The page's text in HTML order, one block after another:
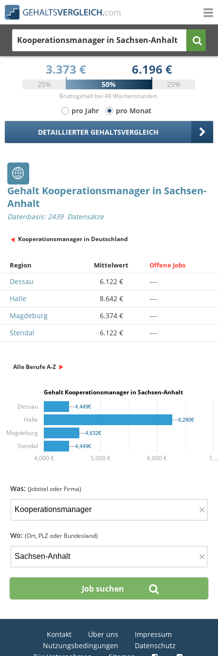
Kooperationsmanager in Sachsen-Anhalt
3.373 € 6.196 €
25% 50% 25%
Bruttogehalt bei 40 Wochenstunden.
pro Jahr pro Monat
DETAILLIERTER GEHALTSVERGLEICH
Gehalt Kooperationsmanager in Sachsen-
Anhalt
Datenbasis: 2439 Datensätze
Kooperationsmanager in Deutschland
Region Mittelwert Offene Jobs
Dessau 6.122 €
---
Halle
8.642 €
---
Magdeburg
6.374 €
---
Stendal
6.122 € ---
Alle Berufe A-Z
Gehalt Kooperationsmanager in Sachsen-Anhalt
4,000 € 5,000 € 6,000 € 7,…
Dessau
Halle
Magdeburg
Stendal
4,449€
4,449€
6,280€
6,280€
4,632€
4,632€
4,449€
4,449€
Was: (Jobtitel oder Firma)
×
Wo: (Ort, PLZ oder Bundesland)
×
Kontakt Über uns
Impressum
Nutzungsbedingungen
Datenschutz